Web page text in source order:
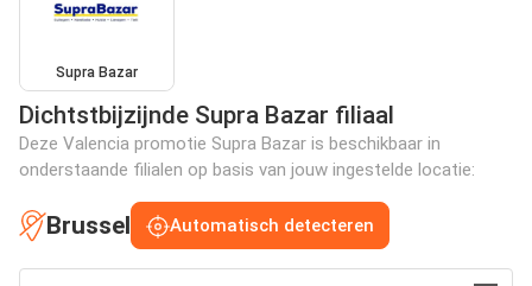
Supra Bazar
Dichtstbijzijnde Supra Bazar filiaal
Deze Valencia promotie Supra Bazar is beschikbaar in
onderstaande filialen op basis van jouw ingestelde locatie:
Brussel Automatisch detecteren